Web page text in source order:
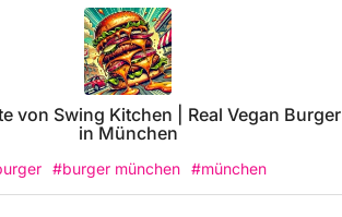
von Swing Kitchen | Real Vegan Burger
in München
#burger münchen #münchen